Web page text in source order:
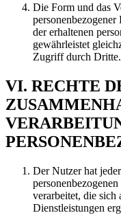
Die Form und das
der erhaltenen
gewährleistet
Zugriff durch Dritte.
VI. RECHTE
Der Nutzer hat
verarbeitet, die sich
Dienstleistungen